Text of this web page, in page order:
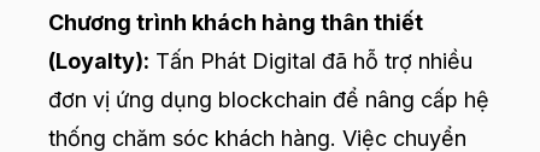
Chương trình khách hàng thân thiết
(Loyalty): Tấn Phát Digital đã hỗ trợ nhiều
đơn vị ứng dụng blockchain để nâng cấp hệ
thống chăm sóc khách hàng. Việc chuyển